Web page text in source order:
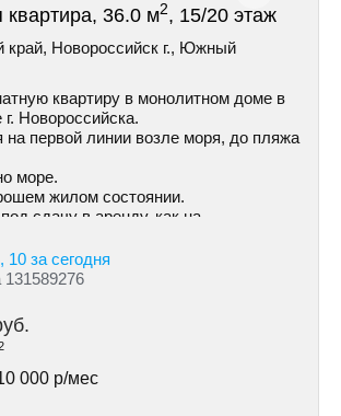
квартира, 36.0 м2, 15/20 этаж
край, Новороссийск г., Южный
квартиру в монолитном доме в
Новороссийска.
на первой линии возле моря, до пляжа
море.
жилом состоянии.
сдачу в аренду, как на
и посуточно.
10 за сегодня
131589276
000 р/мес